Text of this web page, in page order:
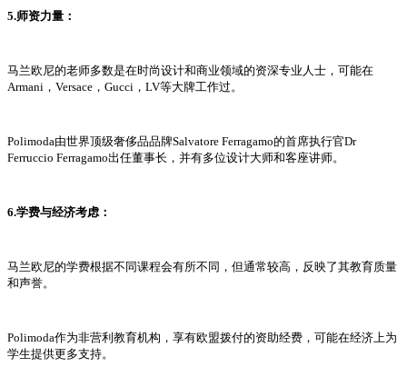
5.师资力量：
马兰欧尼的老师多数是在时尚设计和商业领域的资深专业人士，可能在
Armani，Versace，Gucci，LV等大牌工作过。
Polimoda由世界顶级奢侈品品牌Salvatore Ferragamo的首席执行官Dr
Ferruccio Ferragamo出任董事长，并有多位设计大师和客座讲师。
6.学费与经济考虑：
马兰欧尼的学费根据不同课程会有所不同，但通常较高，反映了其教育质量
和声誉。
Polimoda作为非营利教育机构，享有欧盟拨付的资助经费，可能在经济上为
学生提供更多支持。